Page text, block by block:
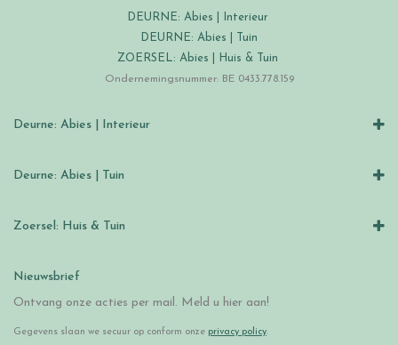
DEURNE: Abies | Interieur
DEURNE: Abies | Tuin
ZOERSEL: Abies | Huis & Tuin
Ondernemingsnummer: BE 0433.778.159
Deurne: Abies | Interieur
Deurne: Abies | Tuin
Zoersel: Huis & Tuin
Nieuwsbrief
Ontvang onze acties per mail. Meld u hier aan!
Gegevens slaan we secuur op conform onze privacy policy.